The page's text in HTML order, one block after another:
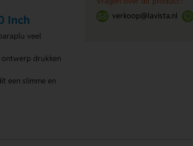
Inch
veel
ontwerp drukken
een slimme en
verkoop@lavista.nl